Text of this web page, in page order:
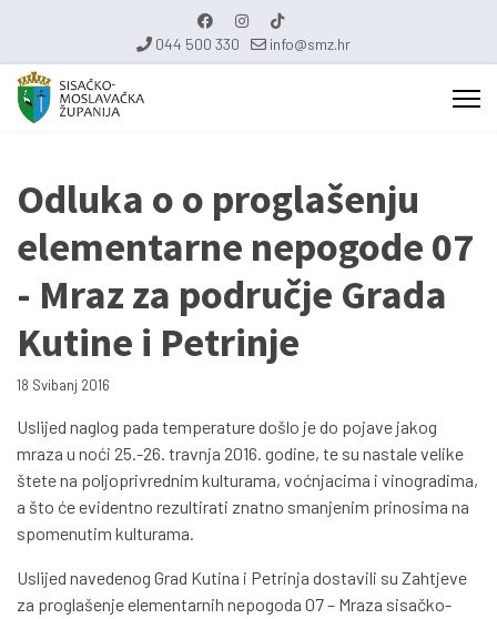
044 500 330 info@smz.hr
Odluka o o proglašenju
elementarne nepogode 07
- Mraz za područje Grada
Kutine i Petrinje
18 Svibanj 2016
Uslijed naglog pada temperature došlo je do pojave jakog
mraza u noći 25.-26. travnja 2016. godine, te su nastale velike
štete na poljoprivrednim kulturama, voćnjacima i vinogradima,
a što će evidentno rezultirati znatno smanjenim prinosima na
spomenutim kulturama.
Uslijed navedenog Grad Kutina i Petrinja dostavili su Zahtjeve
za proglašenje elementarnih nepogoda 07 – Mraza sisačko-